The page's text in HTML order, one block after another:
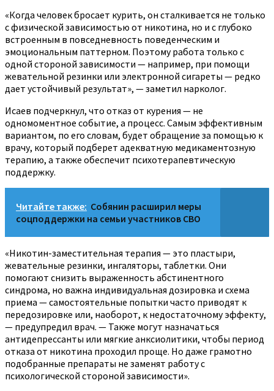
«Когда человек бросает курить, он сталкивается не только
с физической зависимостью от никотина, но и с глубоко
встроенным в повседневность поведенческим и
эмоциональным паттерном. Поэтому работа только с
одной стороной зависимости — например, при помощи
жевательной резинки или электронной сигареты — редко
дает устойчивый результат», — заметил нарколог.
Исаев подчеркнул, что отказ от курения — не
одномоментное событие, а процесс. Самым эффективным
вариантом, по его словам, будет обращение за помощью к
врачу, который подберет адекватную медикаментозную
терапию, а также обеспечит психотерапевтическую
поддержку.
Читайте также: Собянин расширил меры
соцподдержки на семьи участников СВО
«Никотин-заместительная терапия — это пластыри,
жевательные резинки, ингаляторы, таблетки. Они
помогают снизить выраженность абстинентного
синдрома, но важна индивидуальная дозировка и схема
приема — самостоятельные попытки часто приводят к
передозировке или, наоборот, к недостаточному эффекту,
— предупредил врач. — Также могут назначаться
антидепрессанты или мягкие анксиолитики, чтобы период
отказа от никотина проходил проще. Но даже грамотно
подобранные препараты не заменят работу с
психологической стороной зависимости».